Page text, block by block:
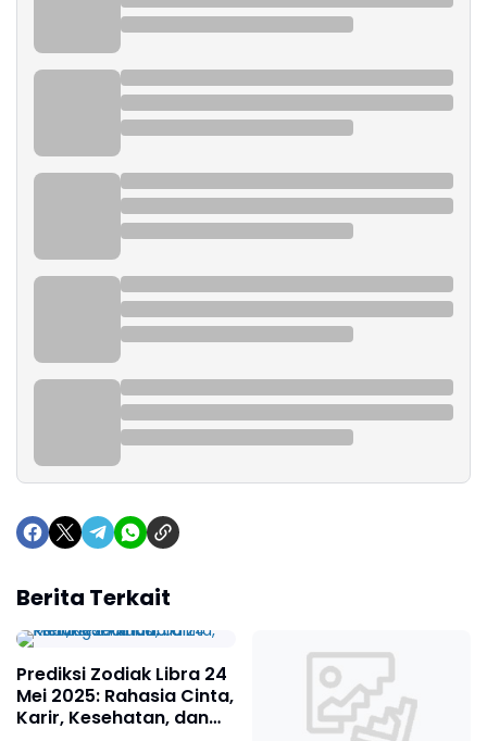
Berita Terkait
Prediksi Zodiak Libra 24
Mei 2025: Rahasia Cinta,
Karir, Kesehatan, dan